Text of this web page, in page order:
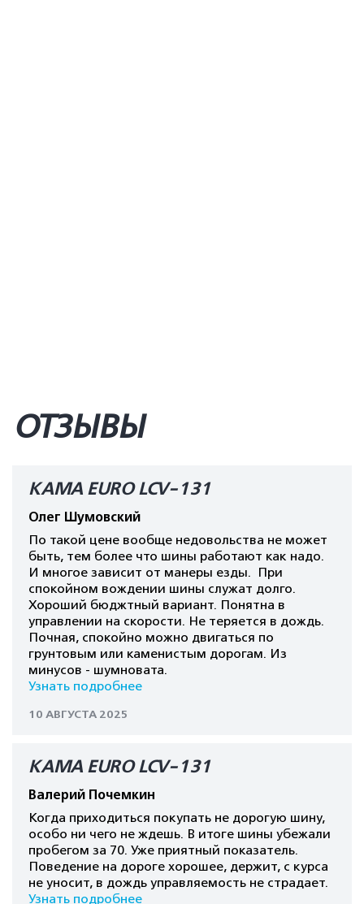
ОТЗЫВЫ
КАМА EURO LCV-131
Олег Шумовский
По такой цене вообще недовольства не может
быть, тем более что шины работают как надо.
И многое зависит от манеры езды. При
спокойном вождении шины служат долго.
Хороший бюджтный вариант. Понятна в
управлении на скорости. Не теряется в дождь.
Почная, спокойно можно двигаться по
грунтовым или каменистым дорогам. Из
минусов - шумновата.
Узнать подробнее
10 АВГУСТА 2025
КАМА EURO LCV-131
Валерий Почемкин
Когда приходиться покупать не дорогую шину,
особо ни чего не ждешь. В итоге шины убежали
пробегом за 70. Уже приятный показатель.
Поведение на дороге хорошее, держит, с курса
не уносит, в дождь управляемость не страдает.
Узнать подробнее